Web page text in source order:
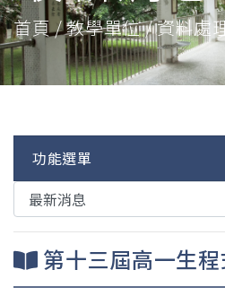
首頁 / 教學單位 / 資料處
功能選單
第十三屆高一生